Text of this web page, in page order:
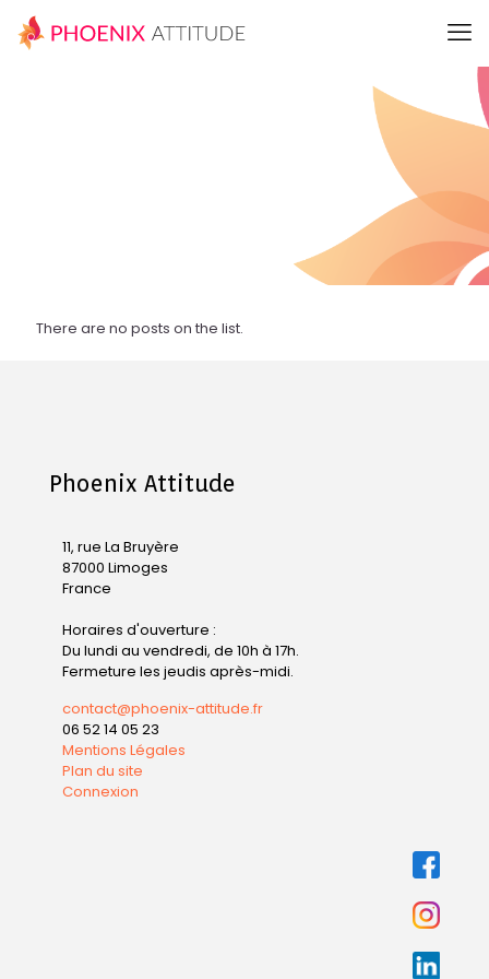
There are no posts on the list.
Phoenix Attitude
11, rue La Bruyère
87000 Limoges
France
Horaires d'ouverture :
Du lundi au vendredi, de 10h à 17h.
Fermeture les jeudis après-midi.
contact@phoenix-attitude.fr
06 52 14 05 23
Mentions Légales
Plan du site
Connexion